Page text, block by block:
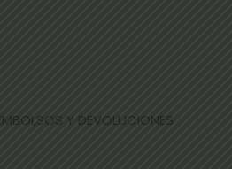
Y DEVOLUCIONES